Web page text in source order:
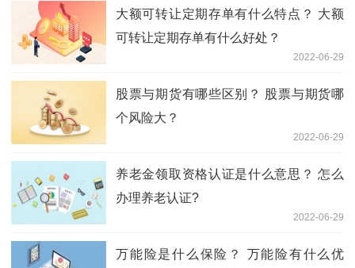
大额可转让定期存单有什么特点？ 大额
可转让定期存单有什么好处？
2022-06-29
股票与期货有哪些区别？ 股票与期货哪
个风险大？
2022-06-29
养老金领取资格认证是什么意思？ 怎么
办理养老认证?
2022-06-29
万能险是什么保险？ 万能险有什么优